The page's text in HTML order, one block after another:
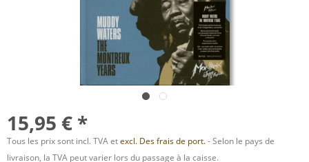
15,95 € *
Tous les prix sont incl. TVA etexcl. Des frais de port.- Selon le pays de
livraison, la TVA peut varier lors du passage à la caisse.